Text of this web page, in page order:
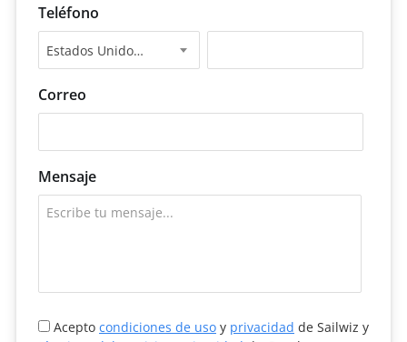
Teléfono
Estados Unidos +1
Correo
Mensaje
Acepto condiciones de uso y privacidad de Sailwiz y